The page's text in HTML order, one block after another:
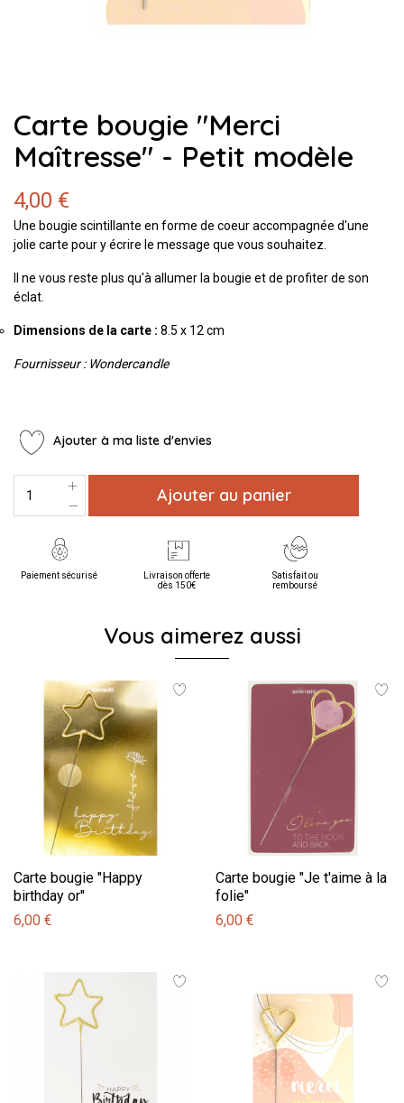
Carte bougie "Merci
Maîtresse" - Petit modèle
4,00 €
Une bougie scintillante en forme de coeur accompagnée d'une
jolie carte pour y écrire le message que vous souhaitez.
Il ne vous reste plus qu'à allumer la bougie et de profiter de son
éclat.
Dimensions de la carte : 8.5 x 12 cm
Fournisseur : Wondercandle
Ajouter à ma liste d'envies
Ajouter au panier
Paiement sécurisé
Livraison offerte
dès 150€
Satisfait ou
remboursé
Vous aimerez aussi
Carte bougie "Happy
birthday or"
6,00 €
Carte bougie "Je t'aime à la
folie"
6,00 €